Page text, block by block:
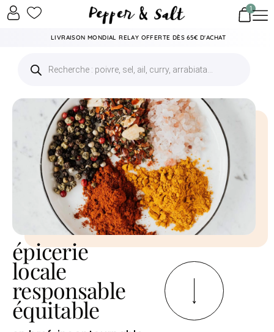
1
LIVRAISON MONDIAL RELAY OFFERTE DÈS 65€ D'ACHAT
épicerie
locale
responsable
équitable